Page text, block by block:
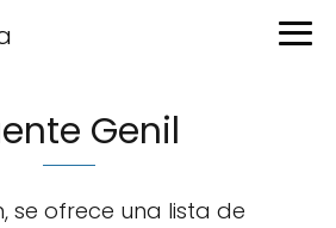
Genil
se ofrece una lista de